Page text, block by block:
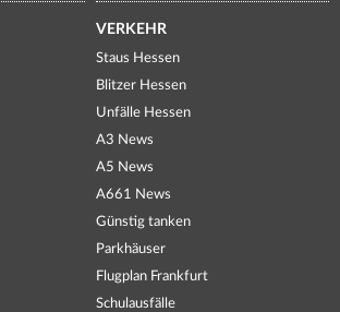
VERKEHR
Staus Hessen
Blitzer Hessen
Unfälle Hessen
A3 News
A5 News
A661 News
Günstig tanken
Parkhäuser
Flugplan Frankfurt
Schulausfälle